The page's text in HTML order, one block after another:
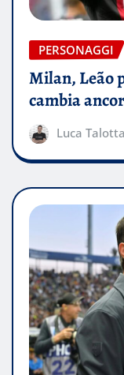
PERSONAGGI
Milan, Leão
cambia
Luca Talotta